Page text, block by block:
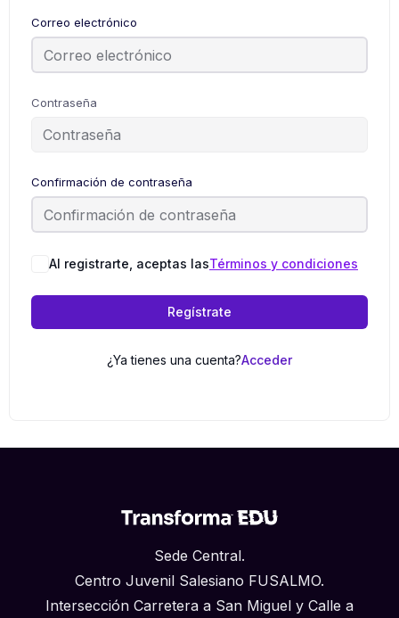
Correo electrónico
Contraseña
Confirmación de contraseña
Al registrarte, aceptas lasTérminos y condiciones
Regístrate
¿Ya tienes una cuenta?Acceder
Sede Central.
Centro Juvenil Salesiano FUSALMO.
Intersección Carretera a San Miguel y Calle a